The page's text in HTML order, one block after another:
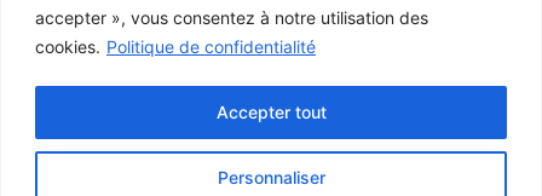
accepter », vous consentez à notre utilisation des
cookies. Politique de confidentialité
Personnaliser
Accepter tout